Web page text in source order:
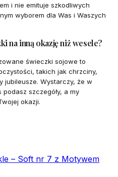
i nie emituje szkodliwych
wyborem dla Was i Waszych
na inną okazję niż wesele?
świeczki sojowe to
takich jak chrzciny,
jubileusze. Wystarczy, że w
szczegóły, a my
okazji.
– Soft nr 7 z Motywem